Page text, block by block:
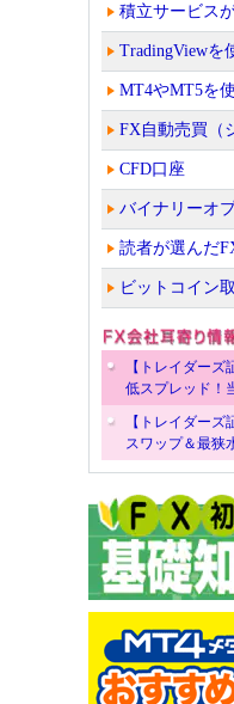
積立サービス
TradingViewを
MT4やMT5を
FX自動売買（
CFD口座
バイナリーオ
読者が選んだ
ビットコイン
【トレイダー
低スプレッド！
【トレイダー
スワップ＆最狭